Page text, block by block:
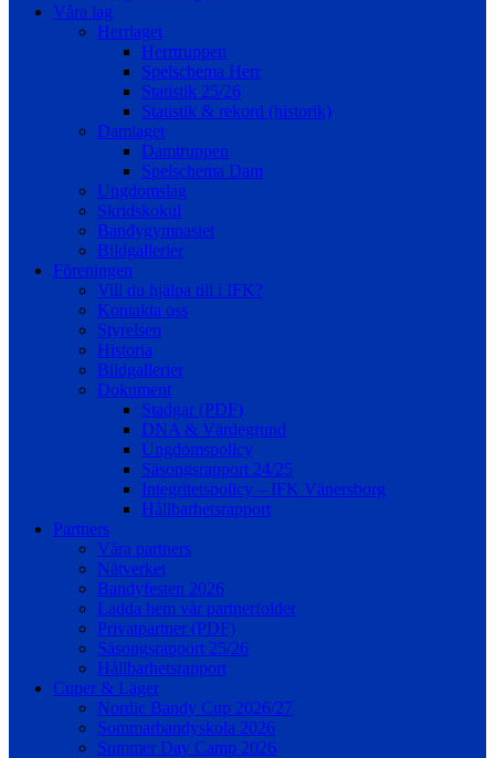
Våra lag
Herrlaget
Herrtruppen
Spelschema Herr
Statistik 25/26
Statistik & rekord (historik)
Damlaget
Damtruppen
Spelschema Dam
Ungdomslag
Skridskokul
Bandygymnasiet
Bildgallerier
Föreningen
Vill du hjälpa till i IFK?
Kontakta oss
Styrelsen
Historia
Bildgallerier
Dokument
Stadgar (PDF)
DNA & Värdegrund
Ungdomspolicy
Säsongsrapport 24/25
Integritetspolicy – IFK Vänersborg
Hållbarhetsrapport
Partners
Våra partners
Nätverket
Bandyfesten 2026
Ladda hem vår partnerfolder
Privatpartner (PDF)
Säsongsrapport 25/26
Hållbarhetsrapport
Cuper & Läger
Nordic Bandy Cup 2026/27
Sommarbandyskola 2026
Summer Day Camp 2026